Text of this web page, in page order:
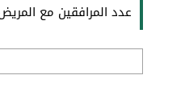
عدد المرافقين مع